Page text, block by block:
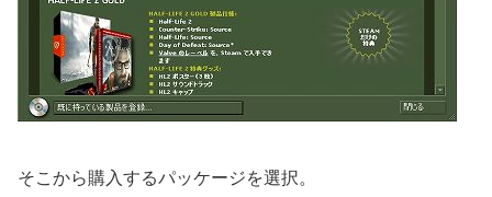
そこから購入するパッケージを選択。